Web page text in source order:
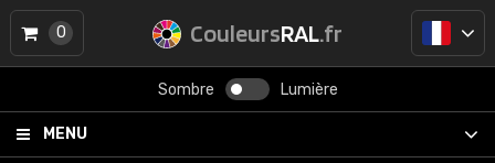
CouleursRAL.fr
Sombre Lumière
MENU
0